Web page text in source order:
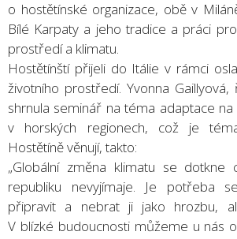
o hostětínské organizace, obě v
Bílé Karpaty a jeho tradice a práci
prostředí a klimatu.
Hostětínští přijeli do Itálie v rámci
životního prostředí. Yvonna Gaillyová,
shrnula seminář na téma adaptace na
v horských regionech, což je
Hostětíně věnují, takto:
„Globální změna klimatu se dotkne
republiku nevyjímaje. Je potřeba
připravit a nebrat ji jako hrozbu,
V blízké budoucnosti můžeme u nás